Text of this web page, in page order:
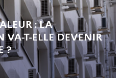
: LA
T-ELLE DEVENIR
?